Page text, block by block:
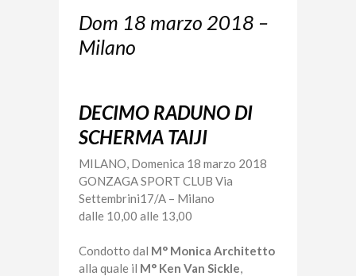
Dom 18 marzo 2018 –
Milano
DECIMO RADUNO DI
SCHERMA TAIJI
MILANO, Domenica 18 marzo 2018
GONZAGA SPORT CLUB Via
Settembrini17/A – Milano
dalle 10,00 alle 13,00
Condotto dal M° Monica Architetto
alla quale il M° Ken Van Sickle,